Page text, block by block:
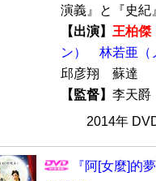
演義』と『史紀
【出演】 王柏傑
ン）
林若亜（
邱彦翔 蘇達
【監督】 李天
2014年
『阿[女麼]的